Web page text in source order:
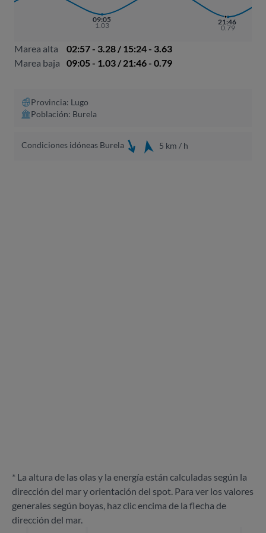
09:05
1.03 21:46
0.79
Marea alta
02:57 - 3.28 / 15:24 - 3.63
Marea baja
09:05 - 1.03 / 21:46 - 0.79
Provincia: Lugo
Población: Burela
Condiciones idóneas Burela 5 km / h
* La altura de las olas y la energía están calculadas según la
dirección del mar y orientación del spot. Para ver los valores
generales según boyas, haz clic encima de la flecha de
dirección del mar.